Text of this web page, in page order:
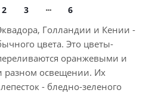
2 3 6
Голландии и Кении -
цвета. Это цветы-
оранжевыми и
разном освещении. Их
- бледно-зеленого